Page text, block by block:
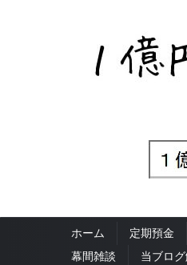
ホーム 定期預金
幕間雑談
当ブロ